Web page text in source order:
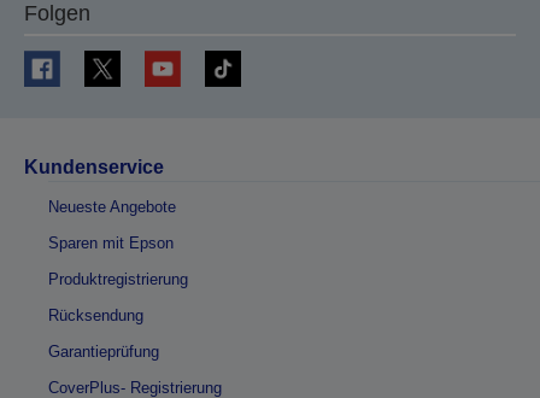
Folgen
Kundenservice
Neueste Angebote
Sparen mit Epson
Produktregistrierung
Rücksendung
Garantieprüfung
CoverPlus- Registrierung